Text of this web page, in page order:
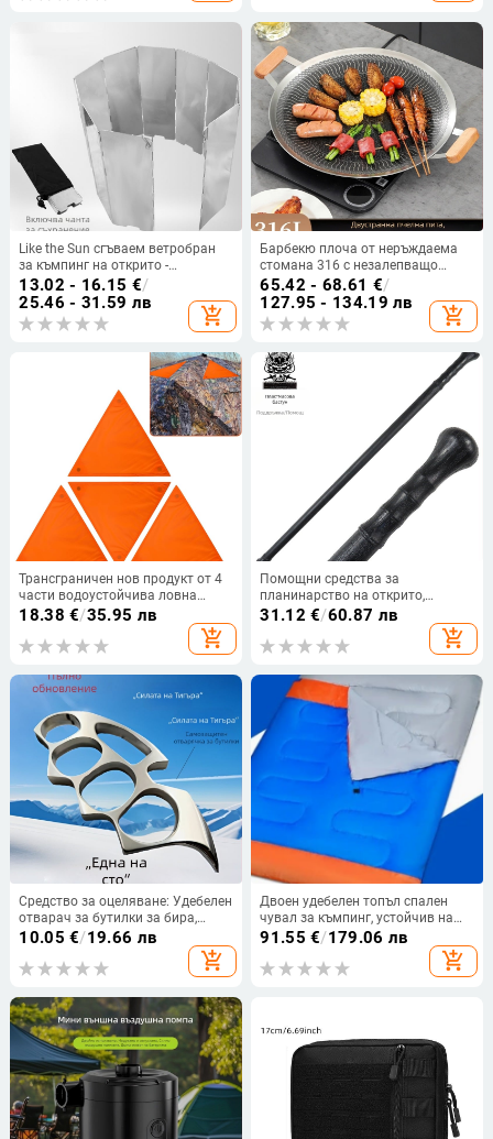
Like the Sun сгъваем ветробран
за къмпинг на открито -
алуминиеви сплавни панели,
комплекти 8/10/12 части, с
заключващ механизъм, торба от
Oxford плат
13.02 - 16.15 €/
25.46 - 31.59 лв
add_shopping_cart
Барбекю плоча от неръждаема
стомана 316 с незалепващо
покритие, външна къмпинг печка,
електрическа керамична
индукционна печка, специален
тиган за грил, преносимо
65.42 - 68.61 €/
127.95 - 134.19 лв
add_shopping_cart
Трансграничен нов продукт от 4
части водоустойчива ловна
щора оранжев защитен панел с
12 магнитни бутона и чанта за
съхранение.
18.38 €/35.95 лв
add_shopping_cart
Помощни средства за
планинарство на открито,
пластмасови патерици,
неплъзгащи се, здрави, помагат
за ставане и изкачване,
интегрирана
31.12 €/60.87 лв
add_shopping_cart
Средство за оцеляване: Удебелен
отварач за бутилки за бира,
сплав finger tiger (код Xx015)
10.05 €/19.66 лв
add_shopping_cart
Двоен удебелен топъл спален
чувал за къмпинг, устойчив на
мръсотия, за възрастни, на
трансгранично ползване
91.55 €/179.06 лв
add_shopping_cart